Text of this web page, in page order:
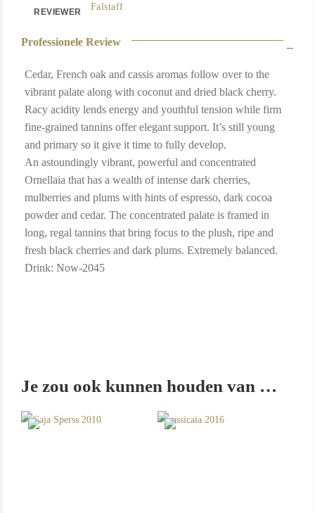
REVIEWER Falstaff
LABEL
gl
good condition
neck
Professionele Review
Cedar, French oak and cassis aromas follow over to the
vibrant palate along with coconut and dried black cherry.
Racy acidity lends energy and youthful tension while firm
fine-grained tannins offer elegant support. It’s still young
and primary so it give it time to fully develop.
An astoundingly vibrant, powerful and concentrated
Ornellaia that has a wealth of intense dark cherries,
mulberries and plums with hints of espresso, dark cocoa
powder and cedar. The concentrated palate is framed in
long, regal tannins that bring focus to the plush, ripe and
fresh black cherries and dark plums. Extremely balanced.
Drink: Now-2045
Je zou ook kunnen houden van …